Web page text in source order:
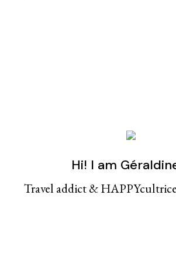
Hi! I am
Travel addict &